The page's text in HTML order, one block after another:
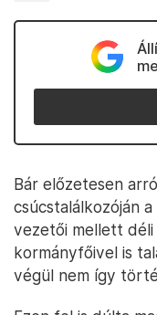
Bár előzetesen
csúcstalálkozóján
vezetői mellett déli
kormányfőivel is
végül nem így